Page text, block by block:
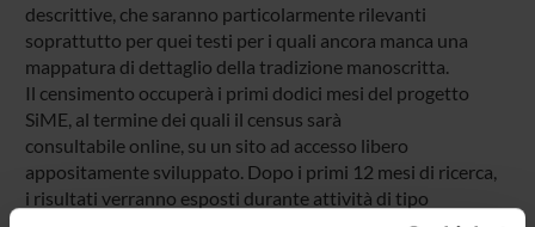
descrittive, che saranno particolarmente rilevanti
soprattutto per quei testi per i quali ancora manca una
mappatura di dettaglio della tradizione manoscritta.
Il censimento occuperà i primi dodici mesi del progetto
SiME, al termine dei quali il census sarà
consultabile online, su un sito ad accesso libero
appositamente sviluppato. Dopo i primi 12 mesi di ricerca,
i risultati verranno esposti durante attività di tipo